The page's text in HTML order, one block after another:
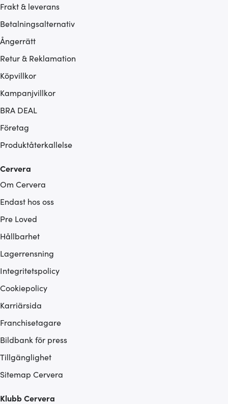
Frakt & leverans
Betalningsalternativ
Ångerrätt
Retur & Reklamation
Köpvillkor
Kampanjvillkor
BRA DEAL
Företag
Produktåterkallelse
Cervera
Om Cervera
Endast hos oss
Pre Loved
Hållbarhet
Lagerrensning
Integritetspolicy
Cookiepolicy
Karriärsida
Franchisetagare
Bildbank för press
Tillgänglighet
Sitemap Cervera
Klubb Cervera